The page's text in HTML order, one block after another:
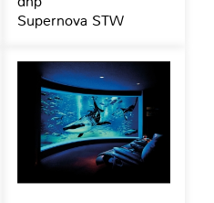
Supernova STW